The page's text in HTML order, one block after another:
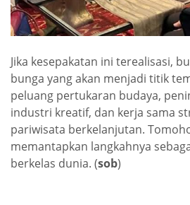
Jika kesepakatan ini terealisasi,
bunga yang akan menjadi titik
peluang pertukaran budaya,
industri kreatif, dan kerja sama
pariwisata berkelanjutan.
memantapkan langkahnya
berkelas dunia. (sob)